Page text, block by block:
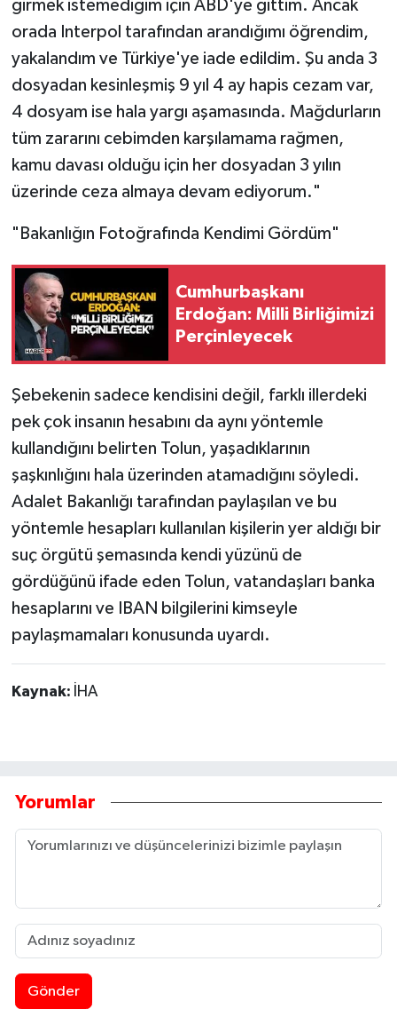
girmek istemediğim için ABD'ye gittim. Ancak
orada Interpol tarafından arandığımı öğrendim,
yakalandım ve Türkiye'ye iade edildim. Şu anda 3
dosyadan kesinleşmiş 9 yıl 4 ay hapis cezam var,
4 dosyam ise hala yargı aşamasında. Mağdurların
tüm zararını cebimden karşılamama rağmen,
kamu davası olduğu için her dosyadan 3 yılın
üzerinde ceza almaya devam ediyorum."
"Bakanlığın Fotoğrafında Kendimi Gördüm"
Cumhurbaşkanı
Erdoğan: Milli Birliğimizi
Perçinleyecek
Şebekenin sadece kendisini değil, farklı illerdeki
pek çok insanın hesabını da aynı yöntemle
kullandığını belirten Tolun, yaşadıklarının
şaşkınlığını hala üzerinden atamadığını söyledi.
Adalet Bakanlığı tarafından paylaşılan ve bu
yöntemle hesapları kullanılan kişilerin yer aldığı bir
suç örgütü şemasında kendi yüzünü de
gördüğünü ifade eden Tolun, vatandaşları banka
hesaplarını ve IBAN bilgilerini kimseyle
paylaşmamaları konusunda uyardı.
Kaynak: İHA
Yorumlar
Gönder